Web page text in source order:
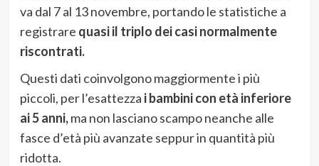
va dal 7 al 13 novembre, portando le statistiche a
registrare quasi il triplo dei casi normalmente
riscontrati.
Questi dati coinvolgono maggiormente i più
piccoli, per l’esattezza i bambini con età inferiore
ai 5 anni,ma non lasciano scampo neanche alle
fasce d’età più avanzate seppur in quantità più
ridotta.